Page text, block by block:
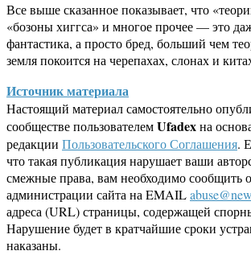
Все выше сказанное показывает, что
«бозоны хиггса» и многое прочее — это
фантастика, а просто бред, больший чем
земля покоится на черепахах, слонах и
Источник материала
Настоящий материал самостоятельно
сообществе пользователемUfadexна
редакции Пользовательского Соглашения.
что такая публикация нарушает ваши
смежные права, вам необходимо сообщить
администрации сайта на EMAIL
адреса (URL) страницы, содержащей
Нарушение будет в кратчайшие сроки
наказаны.